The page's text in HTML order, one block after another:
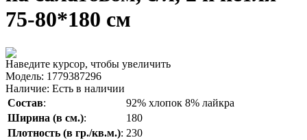
75-80*180 см
Наведите курсор, чтобы увеличить
Модель: 1779387296
Наличие: Есть в наличии
Состав:
92% хлопок 8% лайкра
Ширина (в см.):
180
Плотность (в гр./кв.м.): 230